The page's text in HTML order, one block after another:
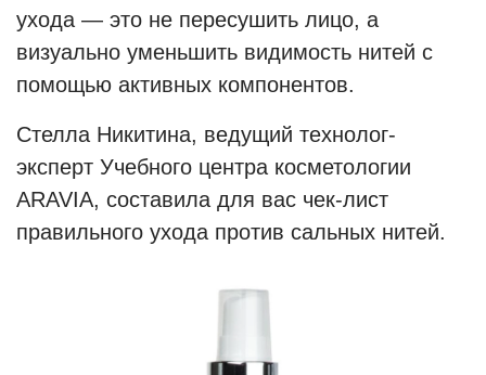
ухода — это не пересушить лицо, а
визуально уменьшить видимость нитей с
помощью активных компонентов.
Стелла Никитина, ведущий технолог-
эксперт Учебного центра косметологии
ARAVIA, составила для вас чек-лист
правильного ухода против сальных нитей.